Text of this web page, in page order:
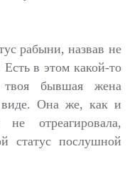
рабыни, назвав не
в этом какой-то
твоя бывшая жена
виде. Она же, как и
отреагировала,
статус послушной